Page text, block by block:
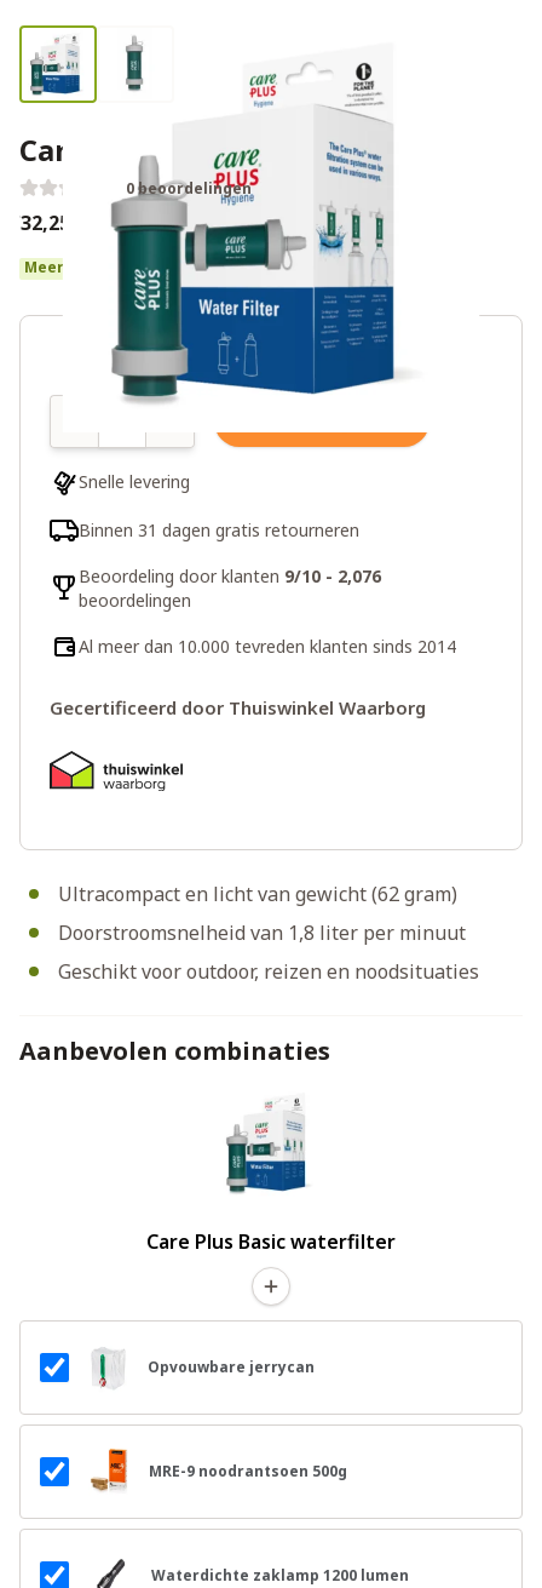
Care Plus Basic waterfilter
0 beoordelingen
€32,25 €42,99
Meer dan 10 op voorraad
Ultracompact en licht van gewicht (62 gram)
Doorstroomsnelheid van 1,8 liter per minuut
Geschikt voor outdoor, reizen en noodsituaties
Snelle levering
Binnen 31 dagen gratis retourneren
Beoordeling door klanten 9/10 - 2,076
beoordelingen
Al meer dan 10.000 tevreden klanten sinds 2014
Gecertificeerd door Thuiswinkel Waarborg
Aanbevolen combinaties
Care Plus Basic waterfilter
Opvouwbare jerrycan
MRE-9 noodrantsoen 500g
Waterdichte zaklamp 1200 lumen